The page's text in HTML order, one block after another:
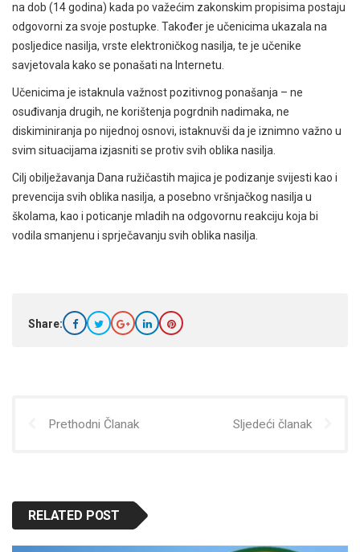
na dob (14 godina) kada po važećim zakonskim propisima postaju
odgovorni za svoje postupke. Također je učenicima ukazala na
posljedice nasilja, vrste elektroničkog nasilja, te je učenike
savjetovala kako se ponašati na Internetu.
Učenicima je istaknula važnost pozitivnog ponašanja – ne
osuđivanja drugih, ne korištenja pogrdnih nadimaka, ne
diskiminiranja po nijednoj osnovi, istaknuvši da je iznimno važno u
svim situacijama izjasniti se protiv svih oblika nasilja.
Cilj obilježavanja Dana ružičastih majica je podizanje svijesti kao i
prevencija svih oblika nasilja, a posebno vršnjačkog nasilja u
školama, kao i poticanje mladih na odgovornu reakciju koja bi
vodila smanjenu i sprječavanju svih oblika nasilja.
Share:
Prethodni Članak Sljedeći članak
RELATED POST